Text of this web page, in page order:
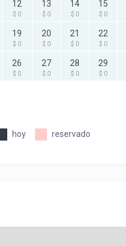
12
$ 0
13
$ 0
14
$ 0
15
$ 0
19
$ 0
20
$ 0
21
$ 0
22
$ 0
26
$ 0
27
$ 0
28
$ 0
29
$ 0
hoy reservado